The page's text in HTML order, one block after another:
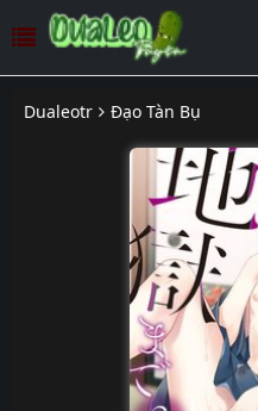
Dualeotr Đạo Tàn Bụ